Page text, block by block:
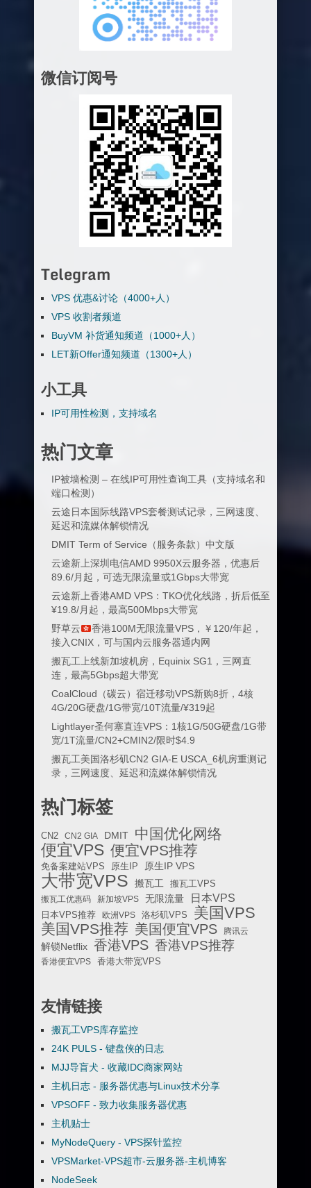
微信订阅号
Telegram
VPS 优惠&讨论（4000+人）
VPS 收割者频道
BuyVM 补货通知频道（1000+人）
LET新Offer通知频道（1300+人）
小工具
IP可用性检测，支持域名
热门文章
IP被墙检测 – 在线IP可用性查询工具（支持域名和
端口检测）
云途日本国际线路VPS套餐测试记录，三网速度、
延迟和流媒体解锁情况
DMIT Term of Service（服务条款）中文版
云途新上深圳电信AMD 9950X云服务器，优惠后
89.6/月起，可选无限流量或1Gbps大带宽
云途新上香港AMD VPS：TKO优化线路，折后低至
¥19.8/月起，最高500Mbps大带宽
野草云
香港100M无限流量VPS，￥120/年起，
接入CNIX，可与国内云服务器通内网
搬瓦工上线新加坡机房，Equinix SG1，三网直
连，最高5Gbps超大带宽
CoalCloud（碳云）宿迁移动VPS新购8折，4核
4G/20G硬盘/1G带宽/10T流量/¥319起
Lightlayer圣何塞直连VPS：1核1G/50G硬盘/1G带
宽/1T流量/CN2+CMIN2/限时$4.9
搬瓦工美国洛杉矶CN2 GIA-E USCA_6机房重测记
录，三网速度、延迟和流媒体解锁情况
热门标签
CN2 CN2 GIA DMIT 中国优化网络
便宜VPS 便宜VPS推荐
免备案建站VPS 原生IP 原生IP VPS
大带宽VPS 搬瓦工
搬瓦工VPS
搬瓦工优惠码
新加坡VPS 无限流量 日本VPS
日本VPS推荐 欧洲VPS 洛杉矶VPS 美国VPS
美国VPS推荐 美国便宜VPS 腾讯云
解锁Netflix 香港VPS 香港VPS推荐
香港便宜VPS 香港大带宽VPS
友情链接
搬瓦工VPS库存监控
24K PULS - 键盘侠的日志
MJJ导盲犬 - 收藏IDC商家网站
主机日志 - 服务器优惠与Linux技术分享
VPSOFF - 致力收集服务器优惠
主机贴士
MyNodeQuery - VPS探针监控
VPSMarket-VPS超市-云服务器-主机博客
NodeSeek